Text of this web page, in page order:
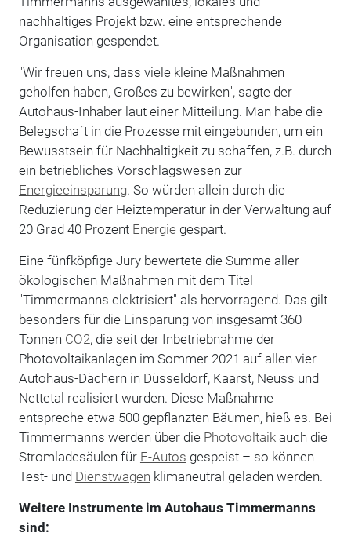
nachhaltiges Projekt bzw. eine entsprechende
Organisation gespendet.
"Wir freuen uns, dass viele kleine Maßnahmen
geholfen haben, Großes zu bewirken", sagte der
Autohaus-Inhaber laut einer Mitteilung. Man habe die
Belegschaft in die Prozesse mit eingebunden, um ein
Bewusstsein für Nachhaltigkeit zu schaffen, z.B. durch
ein betriebliches Vorschlagswesen zur
Energieeinsparung. So würden allein durch die
Reduzierung der Heiztemperatur in der Verwaltung auf
20 Grad 40 Prozent Energie gespart.
Eine fünfköpfige Jury bewertete die Summe aller
ökologischen Maßnahmen mit dem Titel
"Timmermanns elektrisiert" als hervorragend. Das gilt
besonders für die Einsparung von insgesamt 360
Tonnen CO2, die seit der Inbetriebnahme der
Photovoltaikanlagen im Sommer 2021 auf allen vier
Autohaus-Dächern in Düsseldorf, Kaarst, Neuss und
Nettetal realisiert wurden. Diese Maßnahme
entspreche etwa 500 gepflanzten Bäumen, hieß es. Bei
Timmermanns werden über die Photovoltaikauch die
Stromladesäulen für E-Autos gespeist – so können
Test- und Dienstwagen klimaneutral geladen werden.
Weitere Instrumente im Autohaus Timmermanns
sind: